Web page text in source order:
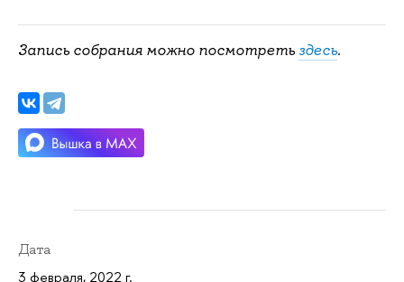
Запись собрания можно посмотреть здесь.
Дата
3 февраля, 2022 г.